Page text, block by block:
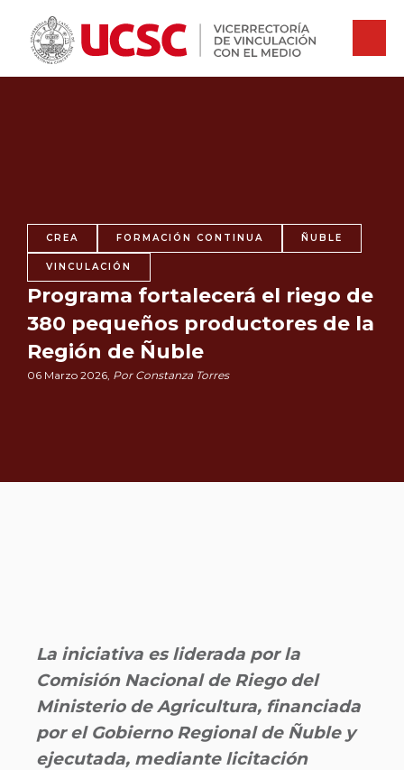
CREA FORMACIÓN CONTINUA ÑUBLE
VINCULACIÓN
Programa fortalecerá el riego de
380 pequeños productores de la
Región de Ñuble
06 Marzo 2026, Por Constanza Torres
La iniciativa es liderada por la
Comisión Nacional de Riego del
Ministerio de Agricultura, financiada
por el Gobierno Regional de Ñuble y
ejecutada, mediante licitación